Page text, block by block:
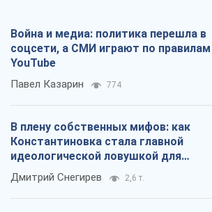
Война и медиа: политика перешла в
соцсети, а СМИ играют по правилам
YouTube
Павел Казарин 774
В плену собственных мифов: как
Константиновка стала главной
идеологической ловушкой для
российских оккупантов
Дмитрий Снегирев 2,6 т.